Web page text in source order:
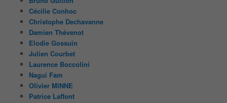
Cécilie Conhoc
Christophe Dechavanne
Damien Thévenot
Elodie Gossuin
Julien Courbet
Laurence Boccolini
Nagui Fam
Olivier MINNE
Patrice Laffont